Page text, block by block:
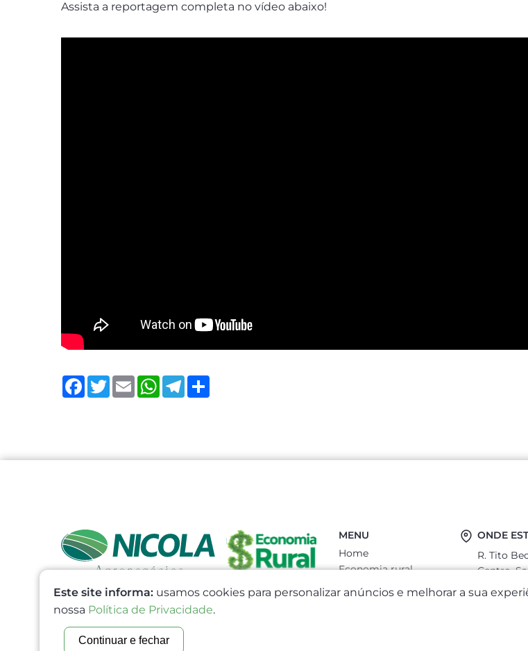
Assista a reportagem completa no vídeo abaixo!
FacebookTwitterEmail WhatsApp
Telegram
MENU
Home
Economia rural
Sobre
ONDE
R. Tito
Centro,
CEP:
Este site informa: usamos cookies para personalizar anúncios e melhorar a sua
nossa Política de Privacidade.
Continuar e fechar